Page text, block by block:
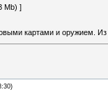
Mb) ]
картами и оружием.